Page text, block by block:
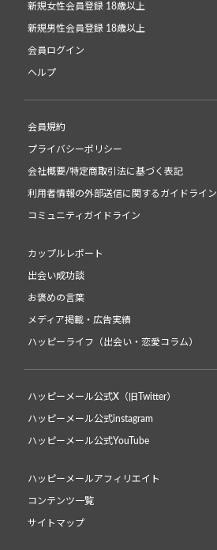
新規女性会員登録 18歳以上
新規男性会員登録 18歳以上
会員ログイン
ヘルプ
会員規約
プライバシーポリシー
会社概要/特定商取引法に基づく表記
利用者情報の外部送信に関するガイドライン
コミュニティガイドライン
カップルレポート
出会い成功談
お褒めの言葉
メディア掲載・広告実績
ハッピーライフ（出会い・恋愛コラム）
ハッピーメール公式X（旧Twitter）
ハッピーメール公式instagram
ハッピーメール公式YouTube
ハッピーメールアフィリエイト
コンテンツ一覧
サイトマップ